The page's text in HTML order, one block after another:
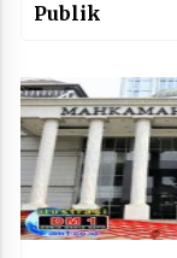
Publik